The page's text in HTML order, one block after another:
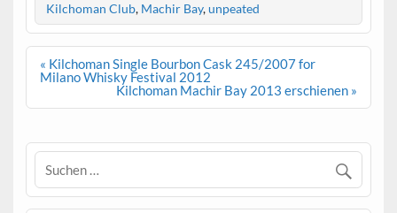
Kilchoman Club, Machir Bay,unpeated
Beitrags-
Navigation
« Kilchoman Single Bourbon Cask 245/2007 for
Milano Whisky Festival 2012
Kilchoman Machir Bay 2013 erschienen »